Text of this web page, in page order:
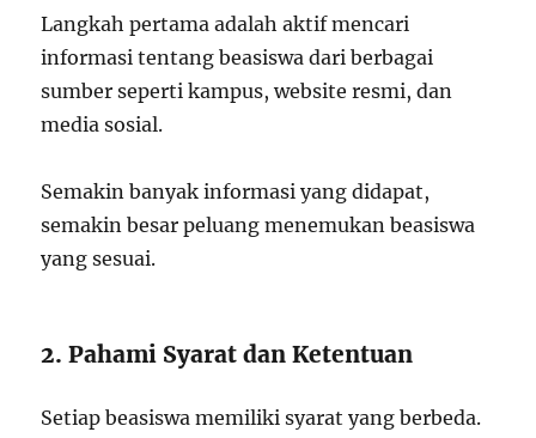
Langkah pertama adalah aktif mencari
informasi tentang beasiswa dari berbagai
sumber seperti kampus, website resmi, dan
media sosial.
Semakin banyak informasi yang didapat,
semakin besar peluang menemukan beasiswa
yang sesuai.
2. Pahami Syarat dan Ketentuan
Setiap beasiswa memiliki syarat yang berbeda.